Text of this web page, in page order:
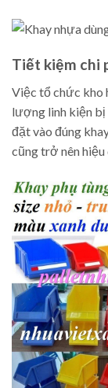
Tiết kiệm chi
Việc tổ chức kho
lượng linh kiện bị
đặt vào đúng
cũng trở nên